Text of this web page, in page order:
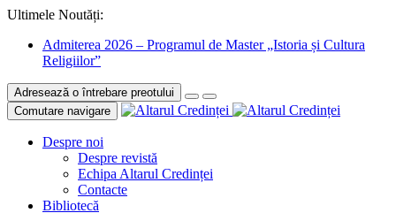
Ultimele Noutăți:
Admiterea 2026 – Programul de Master „Istoria și Cultura
Religiilor”
Adresează o întrebare preotului
Comutare navigare
Despre noi
Despre revistă
Echipa Altarul Credinței
Contacte
Bibliotecă